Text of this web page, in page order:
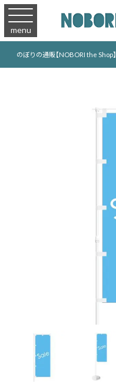
menu
のぼりの通販【NOBORI the Shop】